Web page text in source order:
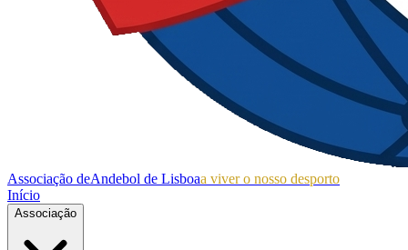
Associação deAndebol de Lisboaa viver o nosso desporto
Início
Associação